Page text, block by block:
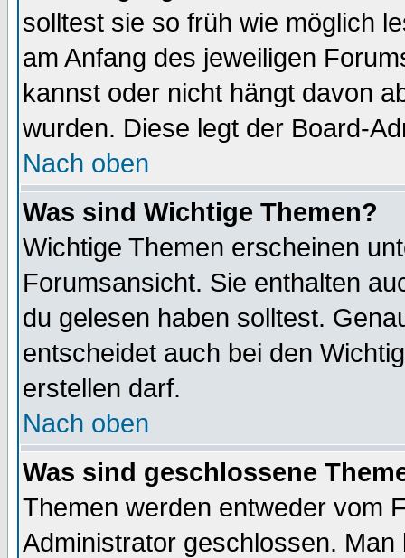
solltest sie so früh wie möglich
am Anfang des jeweiligen
kannst oder nicht hängt davon
wurden. Diese legt der Board-
Nach oben
Was sind Wichtige Themen?
Wichtige Themen erscheinen
Forumsansicht. Sie enthalten
du gelesen haben solltest.
entscheidet auch bei den
erstellen darf.
Nach oben
Was sind geschlossene
Themen werden entweder vom
Administrator geschlossen.